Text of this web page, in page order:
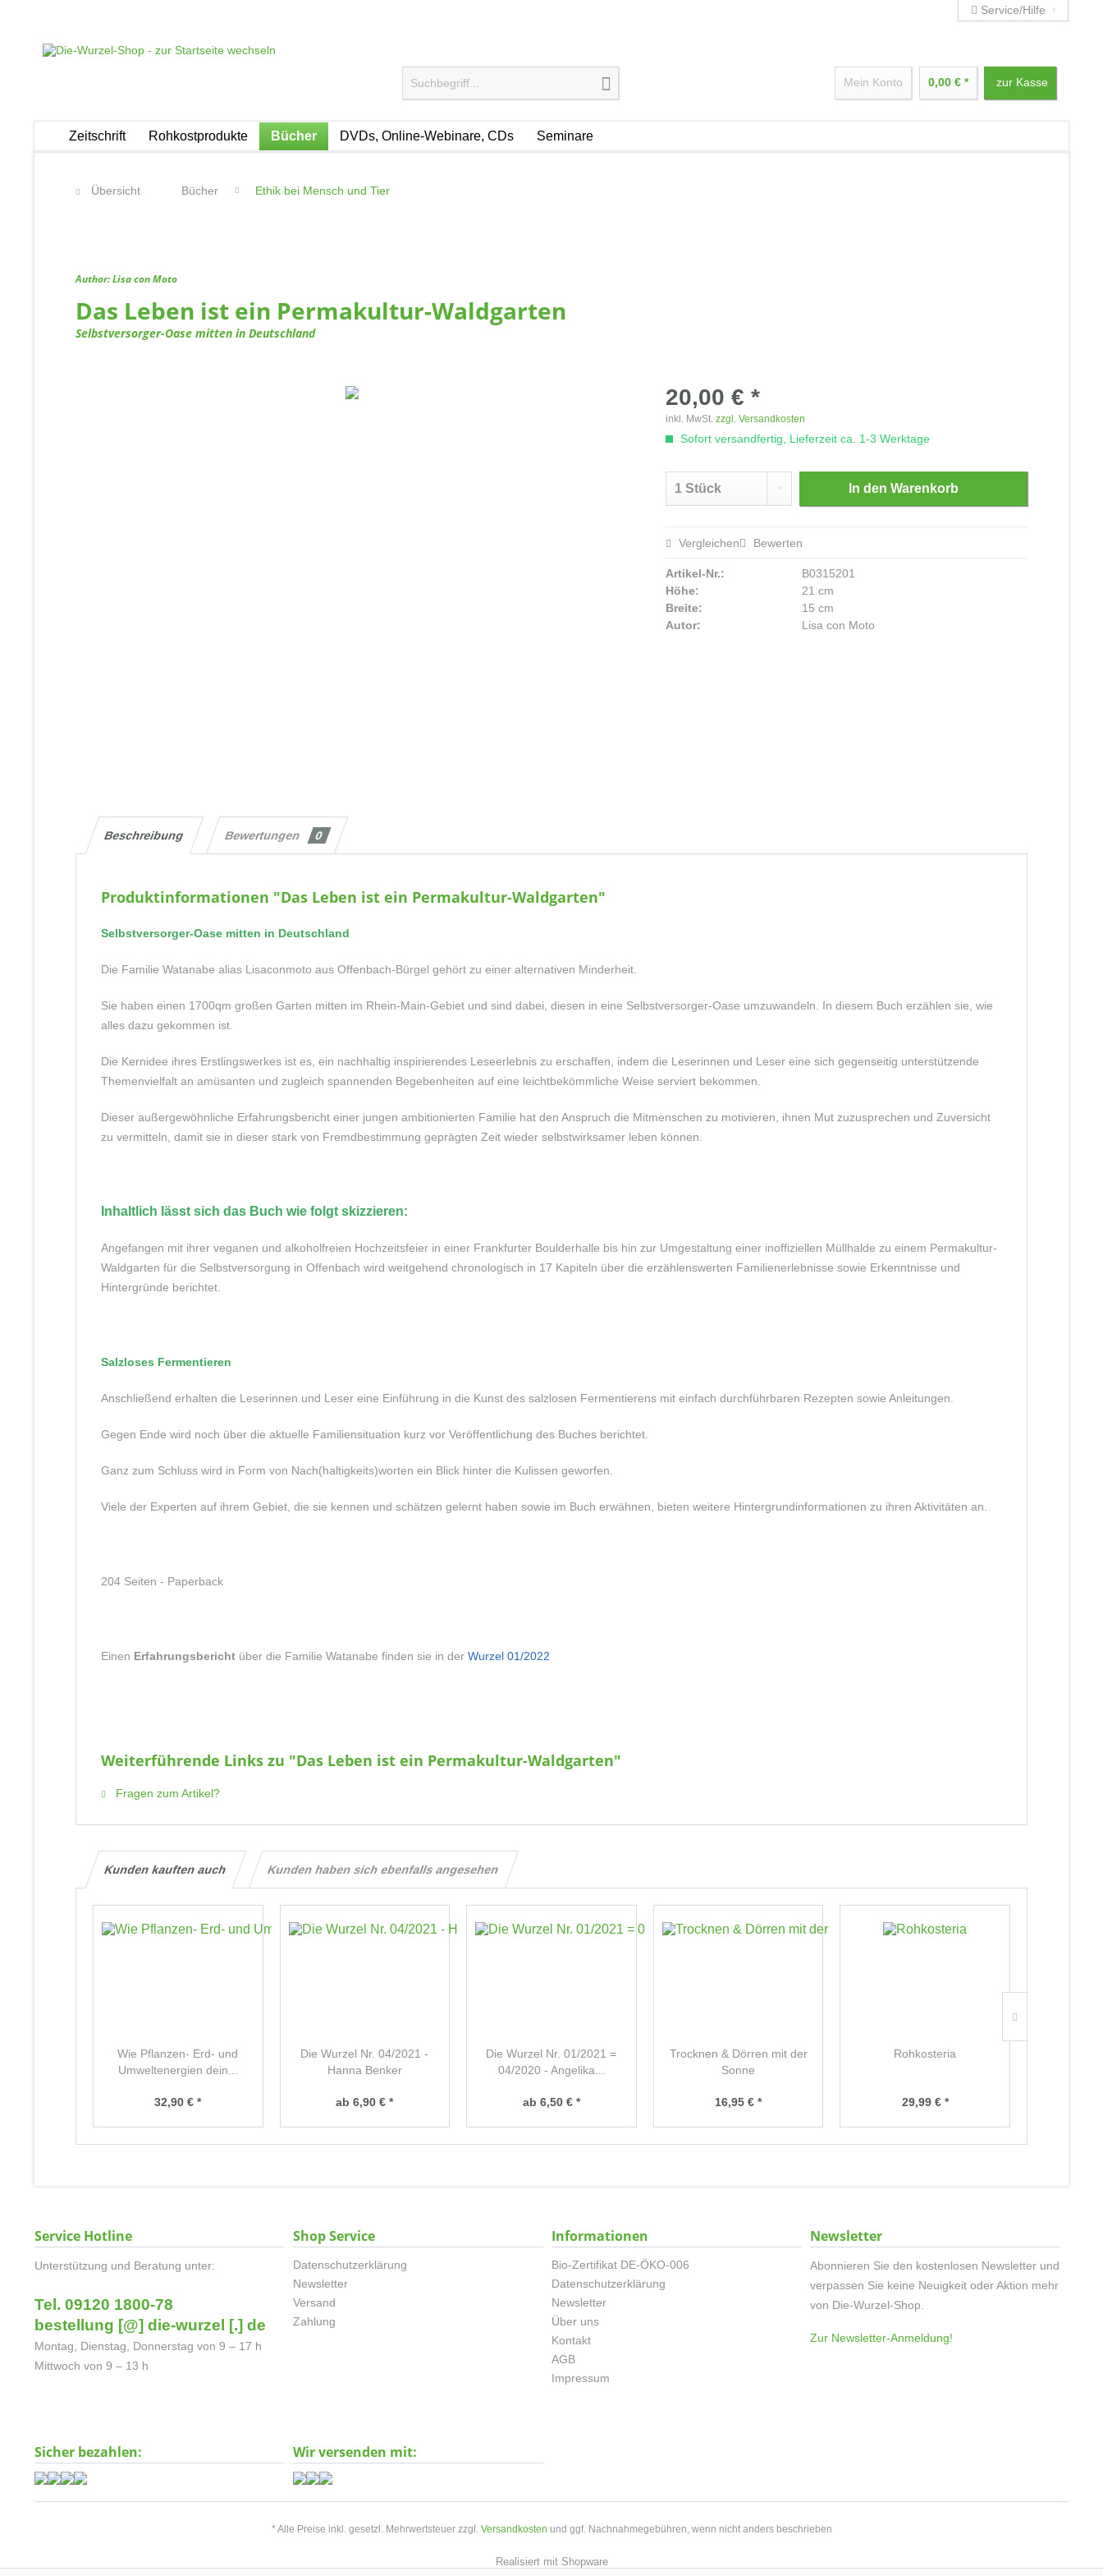
Service/Hilfe
Mein Konto 0,00 € * zur Kasse
Zeitschrift Rohkostprodukte Bücher DVDs, Online-Webinare, CDs Seminare
Übersicht Bücher Ethik bei Mensch und Tier
Author: Lisa con Moto
Das Leben ist ein Permakultur-Waldgarten
Selbstversorger-Oase mitten in Deutschland
20,00 € *
inkl. MwSt.zzgl. Versandkosten
Sofort versandfertig, Lieferzeit ca. 1-3 Werktage
In den Warenkorb
Vergleichen Bewerten
Artikel-Nr.:
B0315201
Höhe:
21 cm
Breite:
15 cm
Autor:
Lisa con Moto
Beschreibung Bewertungen 0
Produktinformationen "Das Leben ist ein Permakultur-Waldgarten"
Selbstversorger-Oase mitten in Deutschland
Die Familie Watanabe alias Lisaconmoto aus Offenbach-Bürgel gehört zu einer alternativen Minderheit.
Sie haben einen 1700qm großen Garten mitten im Rhein-Main-Gebiet und sind dabei, diesen in eine Selbstversorger-Oase umzuwandeln. In diesem Buch erzählen sie, wie
alles dazu gekommen ist.
Die Kernidee ihres Erstlingswerkes ist es, ein nachhaltig inspirierendes Leseerlebnis zu erschaffen, indem die Leserinnen und Leser eine sich gegenseitig unterstützende
Themenvielfalt an amüsanten und zugleich spannenden Begebenheiten auf eine leichtbekömmliche Weise serviert bekommen.
Dieser außergewöhnliche Erfahrungsbericht einer jungen ambitionierten Familie hat den Anspruch die Mitmenschen zu motivieren, ihnen Mut zuzusprechen und Zuversicht
zu vermitteln, damit sie in dieser stark von Fremdbestimmung geprägten Zeit wieder selbstwirksamer leben können.
Inhaltlich lässt sich das Buch wie folgt skizzieren:
Angefangen mit ihrer veganen und alkoholfreien Hochzeitsfeier in einer Frankfurter Boulderhalle bis hin zur Umgestaltung einer inoffiziellen Müllhalde zu einem Permakultur-
Waldgarten für die Selbstversorgung in Offenbach wird weitgehend chronologisch in 17 Kapiteln über die erzählenswerten Familienerlebnisse sowie Erkenntnisse und
Hintergründe berichtet.
Salzloses Fermentieren
Anschließend erhalten die Leserinnen und Leser eine Einführung in die Kunst des salzlosen Fermentierens mit einfach durchführbaren Rezepten sowie Anleitungen.
Gegen Ende wird noch über die aktuelle Familiensituation kurz vor Veröffentlichung des Buches berichtet.
Ganz zum Schluss wird in Form von Nach(haltigkeits)worten ein Blick hinter die Kulissen geworfen.
Viele der Experten auf ihrem Gebiet, die sie kennen und schätzen gelernt haben sowie im Buch erwähnen, bieten weitere Hintergrundinformationen zu ihren Aktivitäten an.
204 Seiten - Paperback
Einen Erfahrungsbericht über die Familie Watanabe finden sie in der Wurzel 01/2022
Weiterführende Links zu "Das Leben ist ein Permakultur-Waldgarten"
Fragen zum Artikel?
Kunden kauften auch Kunden haben sich ebenfalls angesehen
Wie Pflanzen- Erd- und
Umweltenergien dein...
32,90 € *
Die Wurzel Nr. 04/2021 -
Hanna Benker
ab 6,90 € *
Die Wurzel Nr. 01/2021 =
04/2020 - Angelika...
ab 6,50 € *
Trocknen & Dörren mit der
Sonne
16,95 € *
Rohkosteria
29,99 € *
Service Hotline
Unterstützung und Beratung unter:
Tel. 09120 1800-78
bestellung [@] die-wurzel [.] de
Montag, Dienstag, Donnerstag von 9 – 17 h
Mittwoch von 9 – 13 h
Shop Service
Datenschutzerklärung
Newsletter
Versand
Zahlung
Informationen
Bio-Zertifikat DE-ÖKO-006
Datenschutzerklärung
Newsletter
Über uns
Kontakt
AGB
Impressum
Newsletter
Abonnieren Sie den kostenlosen Newsletter und
verpassen Sie keine Neuigkeit oder Aktion mehr
von Die-Wurzel-Shop.
Zur Newsletter-Anmeldung!
Sicher bezahlen: Wir versenden mit:
* Alle Preise inkl. gesetzl. Mehrwertsteuer zzgl. Versandkosten und ggf. Nachnahmegebühren, wenn nicht anders beschrieben
Realisiert mit Shopware